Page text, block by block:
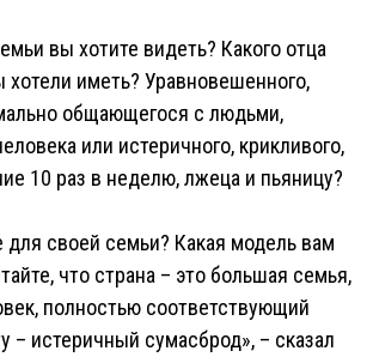
вы хотите видеть? Какого отца
иметь? Уравновешенного,
общающегося с людьми,
или истеричного, крикливого,
10 раз в неделю, лжеца и пьяницу?
своей семьи? Какая модель вам
что страна – это большая семья,
полностью соответствующий
– истеричный сумасброд», – сказал